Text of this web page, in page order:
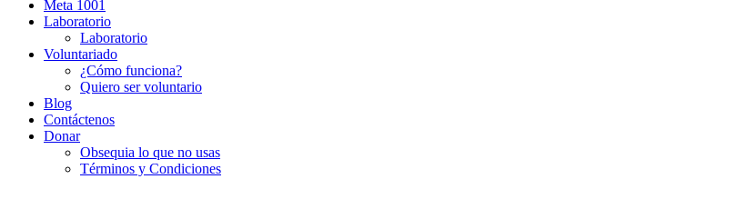
Meta 1001
Laboratorio
Laboratorio
Voluntariado
¿Cómo funciona?
Quiero ser voluntario
Blog
Contáctenos
Donar
Obsequia lo que no usas
Términos y Condiciones